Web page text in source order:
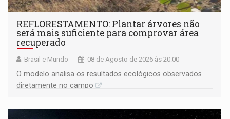
REFLORESTAMENTO: Plantar árvores não
será mais suficiente para comprovar área
recuperado
Brasil e Mundo 08 de Agosto de 2026 às 20:00
O modelo analisa os resultados ecológicos observados
diretamente no campo